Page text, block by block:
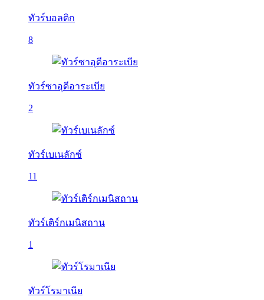
ทัวร์บอลติก
8
ทัวร์ซาอุดีอาระเบีย
2
ทัวร์เบเนลักซ์
11
ทัวร์เติร์กเมนิสถาน
1
ทัวร์โรมาเนีย